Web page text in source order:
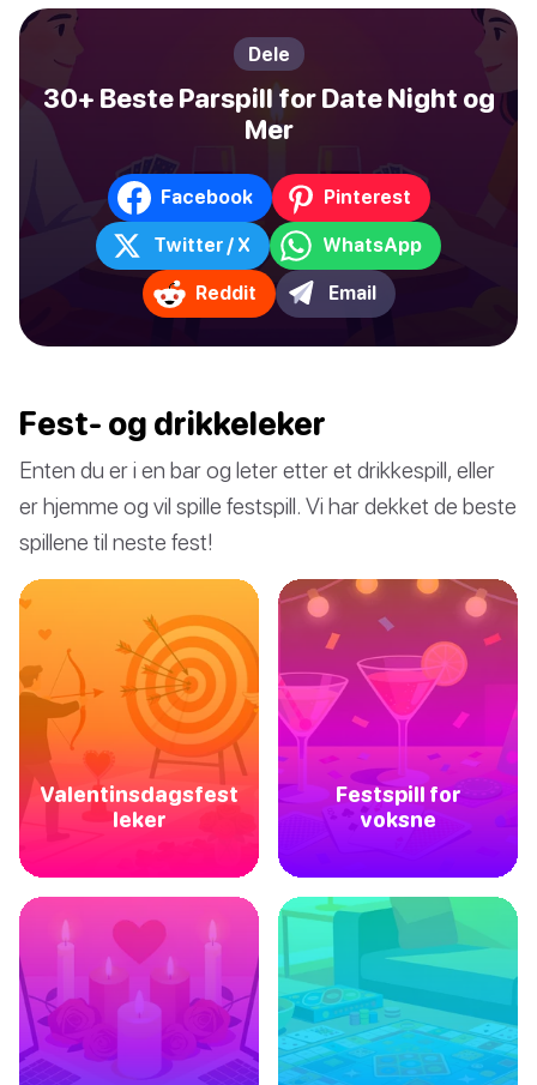
Dele
30+ Beste Parspill for Date Night og
Mer
Facebook Pinterest
Twitter / X WhatsApp
Reddit Email
Fest- og drikkeleker
Enten du er i en bar og leter etter et drikkespill, eller
er hjemme og vil spille festspill. Vi har dekket de beste
spillene til neste fest!
Valentinsdagsfest
leker
Festspill for
voksne